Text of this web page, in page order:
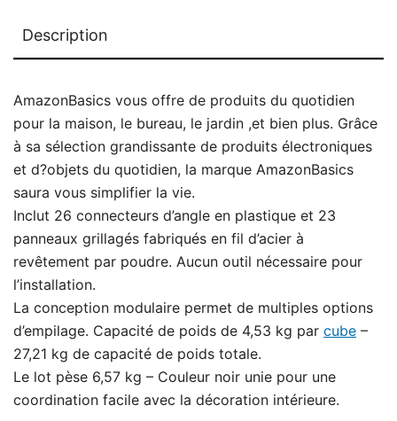
Description
AmazonBasics vous offre de produits du quotidien
pour la maison, le bureau, le jardin ,et bien plus. Grâce
à sa sélection grandissante de produits électroniques
et d?objets du quotidien, la marque AmazonBasics
saura vous simplifier la vie.
Inclut 26 connecteurs d’angle en plastique et 23
panneaux grillagés fabriqués en fil d’acier à
revêtement par poudre. Aucun outil nécessaire pour
l’installation.
La conception modulaire permet de multiples options
d’empilage. Capacité de poids de 4,53 kg par cube –
27,21 kg de capacité de poids totale.
Le lot pèse 6,57 kg – Couleur noir unie pour une
coordination facile avec la décoration intérieure.